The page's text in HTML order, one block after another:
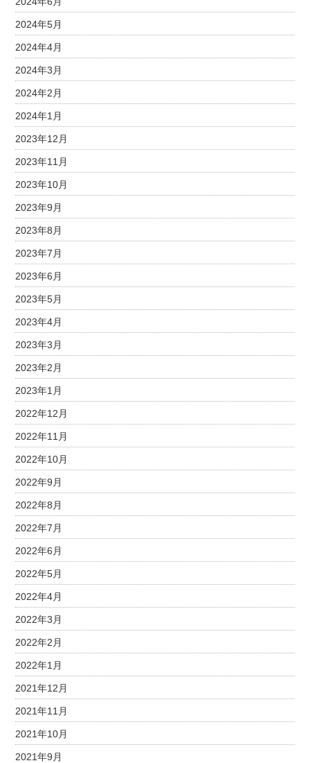
2024年5月
2024年4月
2024年3月
2024年2月
2024年1月
2023年12月
2023年11月
2023年10月
2023年9月
2023年8月
2023年7月
2023年6月
2023年5月
2023年4月
2023年3月
2023年2月
2023年1月
2022年12月
2022年11月
2022年10月
2022年9月
2022年8月
2022年7月
2022年6月
2022年5月
2022年4月
2022年3月
2022年2月
2022年1月
2021年12月
2021年11月
2021年10月
2021年9月